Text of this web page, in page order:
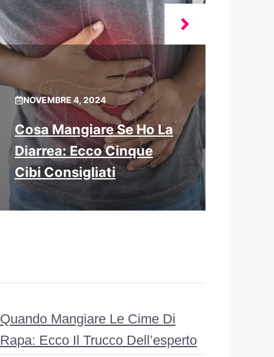
NOVEMBRE 4, 2024
Cosa Mangiare Se Ho La
Diarrea: Ecco Cinque
Cibi Consigliati
Quando Mangiare Le Cime Di
Rapa: Ecco Il Trucco Dell’esperto